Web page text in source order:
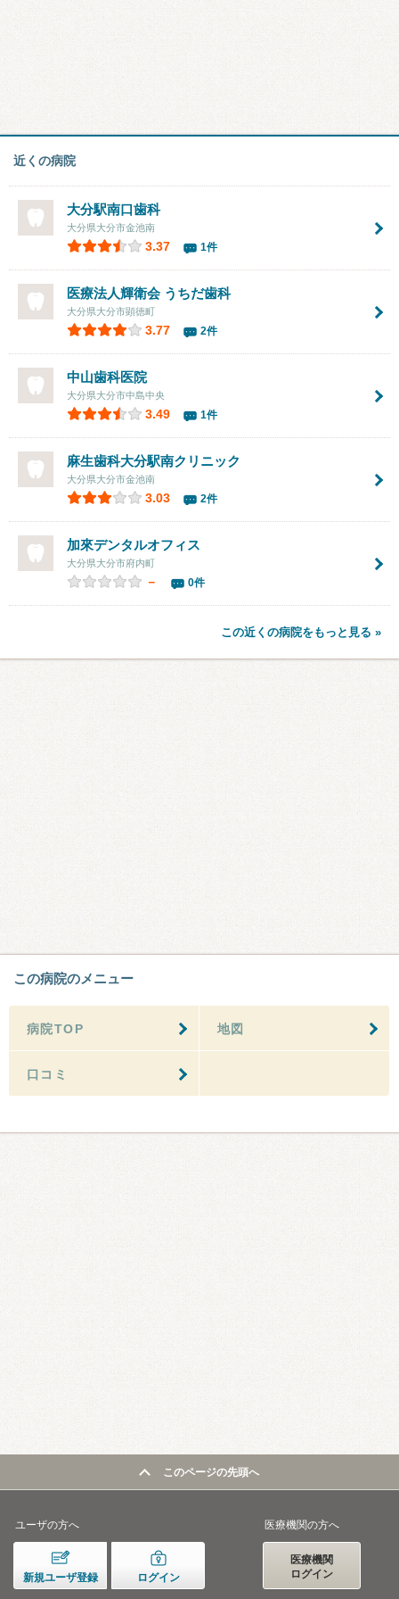
近くの病院
大分駅南口歯科
大分県大分市金池南
3.37 1件
医療法人輝衛会 うちだ歯科
大分県大分市顕徳町
3.77 2件
中山歯科医院
大分県大分市中島中央
3.49 1件
麻生歯科大分駅南クリニック
大分県大分市金池南
3.03 2件
加來デンタルオフィス
大分県大分市府内町
－ 0件
この近くの病院をもっと見る »
この病院のメニュー
病院TOP 地図
口コミ
このページの先頭へ
ユーザの方へ
新規ユーザ登録 ログイン
医療機関の方へ
医療機関
ログイン